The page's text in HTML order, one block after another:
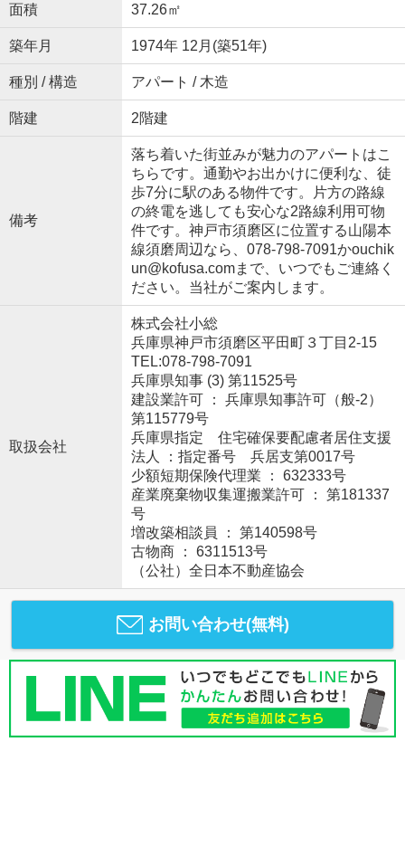
面積 37.26㎡
築年月 1974年 12月(築51年)
種別 / 構造 アパート / 木造
階建 2階建
備考
落ち着いた街並みが魅力のアパートはこ
ちらです。通勤やお出かけに便利な、徒
歩7分に駅のある物件です。片方の路線
の終電を逃しても安心な2路線利用可物
件です。神戸市須磨区に位置する山陽本
線須磨周辺なら、078-798-7091かouchik
un@kofusa.comまで、いつでもご連絡く
ださい。当社がご案内します。
取扱会社
株式会社小総
兵庫県神戸市須磨区平田町３丁目2-15
TEL:078-798-7091
兵庫県知事 (3) 第11525号
建設業許可 ： 兵庫県知事許可（般-2）
第115779号
兵庫県指定 住宅確保要配慮者居住支援
法人 ：指定番号 兵居支第0017号
少額短期保険代理業 ： 632333号
産業廃棄物収集運搬業許可 ： 第181337
号
増改築相談員 ： 第140598号
古物商 ： 6311513号
（公社）全日本不動産協会
お問い合わせ(無料)